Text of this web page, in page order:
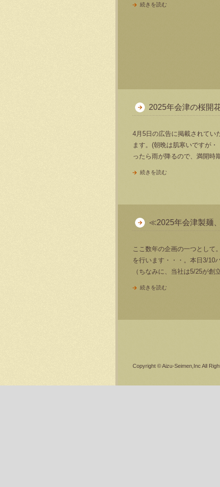
続きを読む
2025年会津の桜開
4月5日の広告に掲載されてい
ます。(朝晩は肌寒いですが
ったら雨が降るので、満開時
続きを読む
≪2025年会津製麺
ここ数年の企画の一つとし
を行います・・・。本日3/10
（ちなみに、当社は5/25が
続きを読む
Copyright © Aizu-Seimen,Inc All